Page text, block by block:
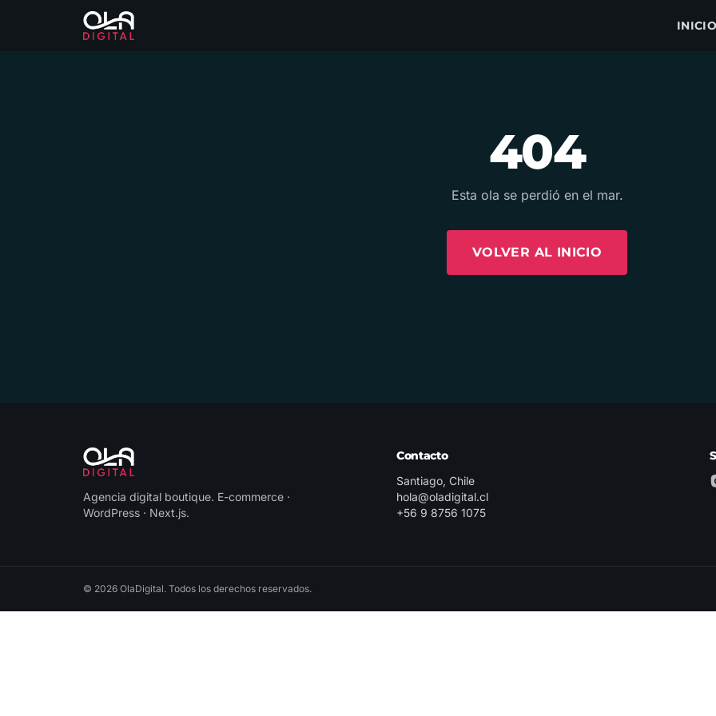
404
Esta ola se perdió en el mar.
VOLVER AL INICIO
Agencia digital boutique. E-commerce ·
WordPress · Next.js.
Contacto
Santiago, Chile
hola@oladigital.cl
+56 9 8756 1075
© 2026 OlaDigital. Todos los derechos reservados.